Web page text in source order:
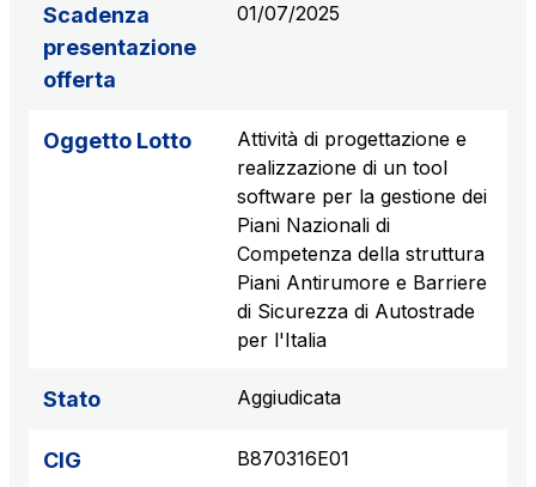
Scadenza
presentazione
offerta
01/07/2025
Oggetto Lotto
Attività di progettazione e
realizzazione di un tool
software per la gestione dei
Piani Nazionali di
Competenza della struttura
Piani Antirumore e Barriere
di Sicurezza di Autostrade
per l'Italia
Stato Aggiudicata
CIG B870316E01